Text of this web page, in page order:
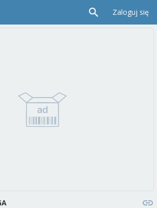
Zaloguj się